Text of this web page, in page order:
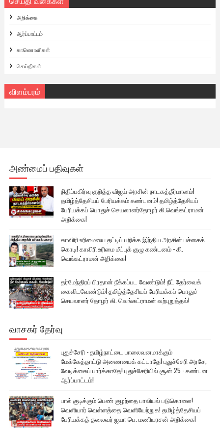
அறிக்கை
ஆர்ப்பாட்டம்
காணொளிகள்
செய்திகள்
விளம்பரம்
அண்மைப் பதிவுகள்
நிதிப்பகிர்வு குறித்த விஜய் அரசின் நாடகத்தீர்மானம்!
தமிழ்த்தேசியப் பேரியக்கம் கண்டனம்! தமிழ்த்தேசியப்
பேரியக்கப் பொதுச் செயலாளர்தோழர் கி.வெங்கட்ராமன்
அறிக்கை!
காவிரி உரிமையை தட்டிப் பறிக்க இந்திய அரசின் பச்சைக்
கொடி! காவிரி உரிமை மீட்புக் குழு கண்டனம் - கி.
வெங்கட்ராமன் அறிக்கை!
தர்மேந்திரப் பிரதான் நீக்கப்பட வேண்டும்! நீட் தேர்வைக்
கைவிடவேண்டும்! தமிழ்த்தேசியப் பேரியக்கப் பொதுச்
செயலாளர் தோழர் கி. வெங்கட்ராமன் வற்புறுத்தல்!
வாசகர் தேர்வு
புதுச்சேரி - தமிழ்நாட்டை பாலைவனமாக்கும்
மேக்கேத்தாட்டு அணையைக் கட்டாதே! புதுச்சேரி அரசே,
வேடிக்கைப் பார்க்காதே! புதுச்சேரியில் சூன் 25 - கண்டன
ஆர்ப்பாட்டம்!
பால் குடிக்கும் பெண் குழந்தை பாலியல் படுகொலை!
வெளியார் வெள்ளத்தை வெளியேற்றுக! தமிழ்த்தேசியப்
பேரியக்கத் தலைவர் ஐயா பெ. மணியரசன் அறிக்கை!